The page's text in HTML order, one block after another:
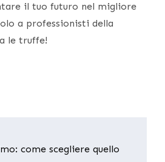
il tuo futuro nel migliore
a professionisti della
le truffe!
come scegliere quello